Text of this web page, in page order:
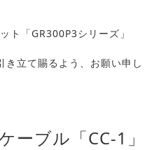
「GR300P3シリーズ」
立て賜るよう、お願い申し
ーブル「CC-1」